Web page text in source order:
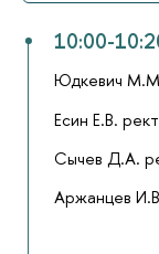
10:00-
Юдкевич
Есин Е.В.
Сычев Д.А.
Аржанцев